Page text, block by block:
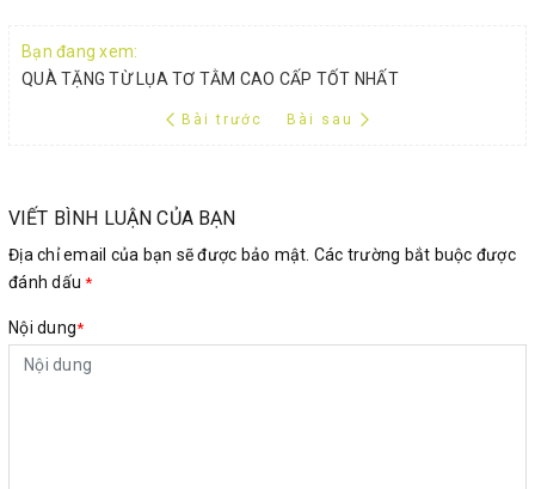
Bạn đang xem:
QUÀ TẶNG TỪ LỤA TƠ TẰM CAO CẤP TỐT NHẤT
Bài trước Bài sau
VIẾT BÌNH LUẬN CỦA BẠN
Địa chỉ email của bạn sẽ được bảo mật. Các trường bắt buộc được
đánh dấu*
Nội dung*